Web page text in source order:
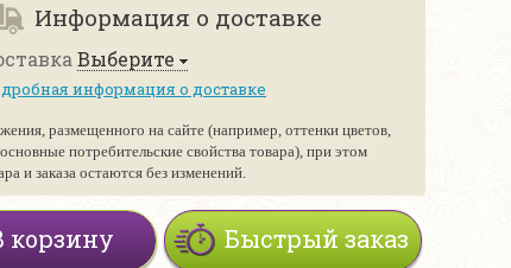
Информация о доставке
Выберите
информация о доставке
размещенного на сайте (например, оттенки цветов,
потребительские свойства товара), при этом
и заказа остаются без изменений.
Быстрый заказ
корзину